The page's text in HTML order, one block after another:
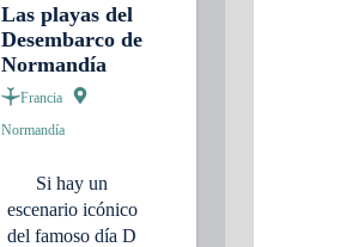
Las playas del
Desembarco de
Normandía
Francia
Normandía
Si hay un
escenario icónico
del famoso día D